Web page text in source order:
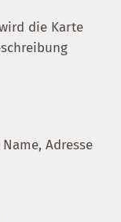
die Karte
Adresse